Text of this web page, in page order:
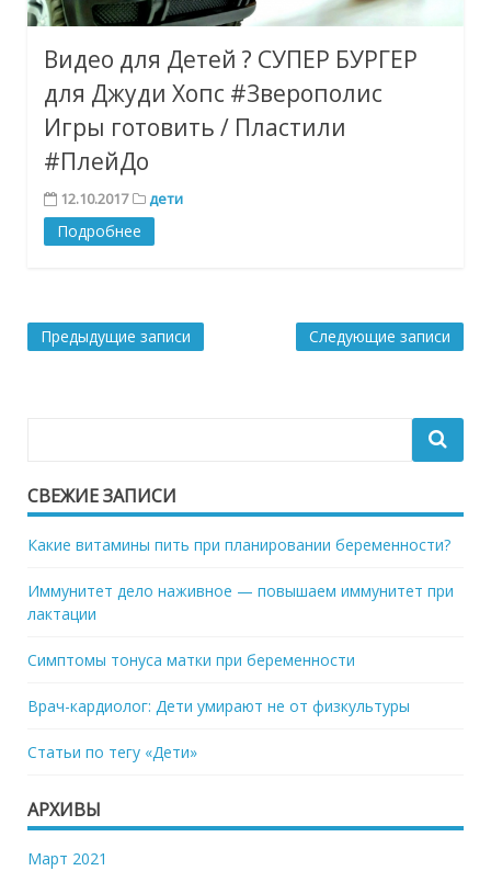
Видео для Детей ? СУПЕР БУРГЕР
для Джуди Хопс #Зверополис
Игры готовить / Пластили
#ПлейДо
12.10.2017 дети
Подробнее
Навигация
Предыдущие записи Следующие записи
СВЕЖИЕ ЗАПИСИ
Какие витамины пить при планировании беременности?
Иммунитет дело наживное — повышаем иммунитет при
лактации
Симптомы тонуса матки при беременности
Врач-кардиолог: Дети умирают не от физкультуры
Статьи по тегу «Дети»
АРХИВЫ
Март 2021